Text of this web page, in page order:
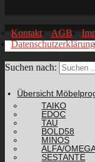
Kontakt AGB
Datenschutzerklärung
Suchen nach:
Übersicht
TAIKO
EDOC
TAU
BOLD58
MINOS
ALFA/
SESTANTE